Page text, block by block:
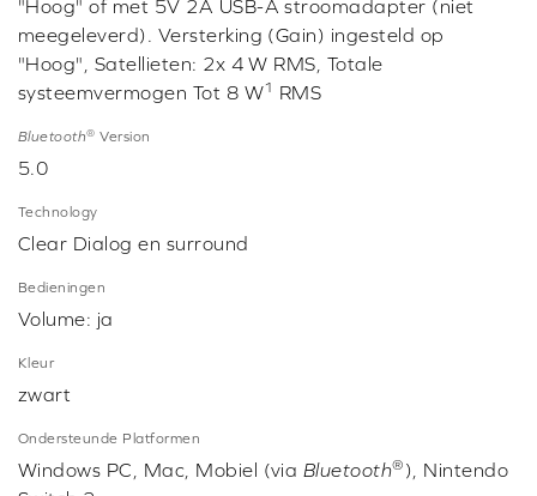
"Hoog" of met 5V 2A USB-A stroomadapter (niet
meegeleverd). Versterking (Gain) ingesteld op
"Hoog", Satellieten: 2x 4 W RMS, Totale
systeemvermogen Tot 8 W1 RMS
Bluetooth® Version
5.0
Technology
Clear Dialog en surround
Bedieningen
Volume: ja
Kleur
zwart
Ondersteunde Platformen
Windows PC, Mac, Mobiel (via Bluetooth® ), Nintendo